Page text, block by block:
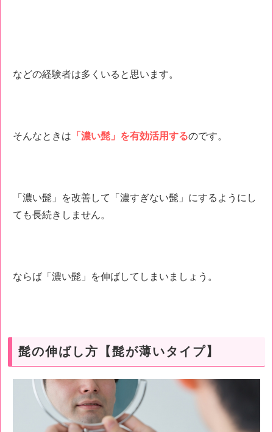
などの経験者は多くいると思います。
そんなときは 「濃い髭」を有効活用するのです。
「濃い髭」を改善して「濃すぎない髭」にするようにし
ても長続きしません。
ならば「濃い髭」を伸ばしてしまいましょう。
髭の伸ばし方【髭が薄いタイプ】